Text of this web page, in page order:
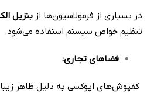
در بسیاری از فرمولاسیون‌ها از بنزیل
تنظیم خواص سیستم استفاده می‌شود.
فضاهای تجاری:
کفپوش‌های اپوکسی به دلیل ظاهر زیبا